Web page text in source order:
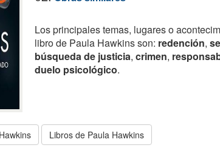
Los principales temas, lugares o
libro de Paula Hawkins son: redención,
búsqueda de justicia, crimen,
duelo psicológico.
Libros de Paula Hawkins